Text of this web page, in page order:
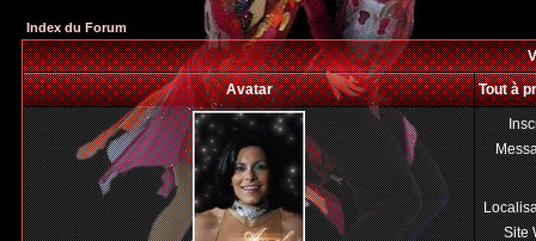
Index du Forum
Avatar
Tout à
Site